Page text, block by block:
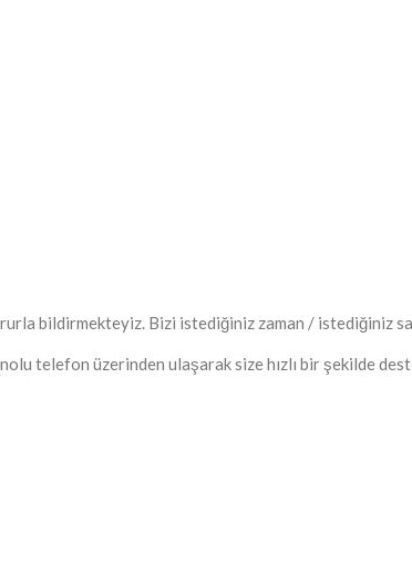
bildirmekteyiz. Bizi istediğiniz zaman / istediğiniz
nolu telefon üzerinden ulaşarak size hızlı bir şekilde